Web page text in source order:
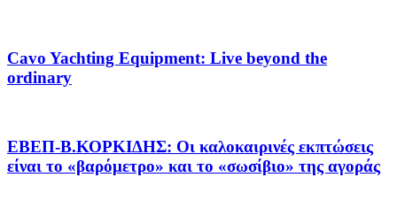
Cavo Yachting Equipment: Live beyond the
ordinary
EΒΕΠ-Β.ΚΟΡΚΙΔΗΣ: Οι καλοκαιρινές εκπτώσεις
είναι το «βαρόμετρο» και το «σωσίβιο» της αγοράς